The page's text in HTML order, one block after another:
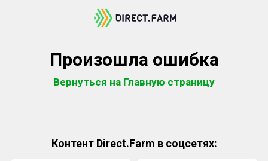
Произошла ошибка
Вернуться на Главную страницу
Контент Direct.Farm в соцсетях: